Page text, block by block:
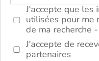
J'accepte que les
utilisées pour me
de ma recherche -
J'accepte de
partenaires